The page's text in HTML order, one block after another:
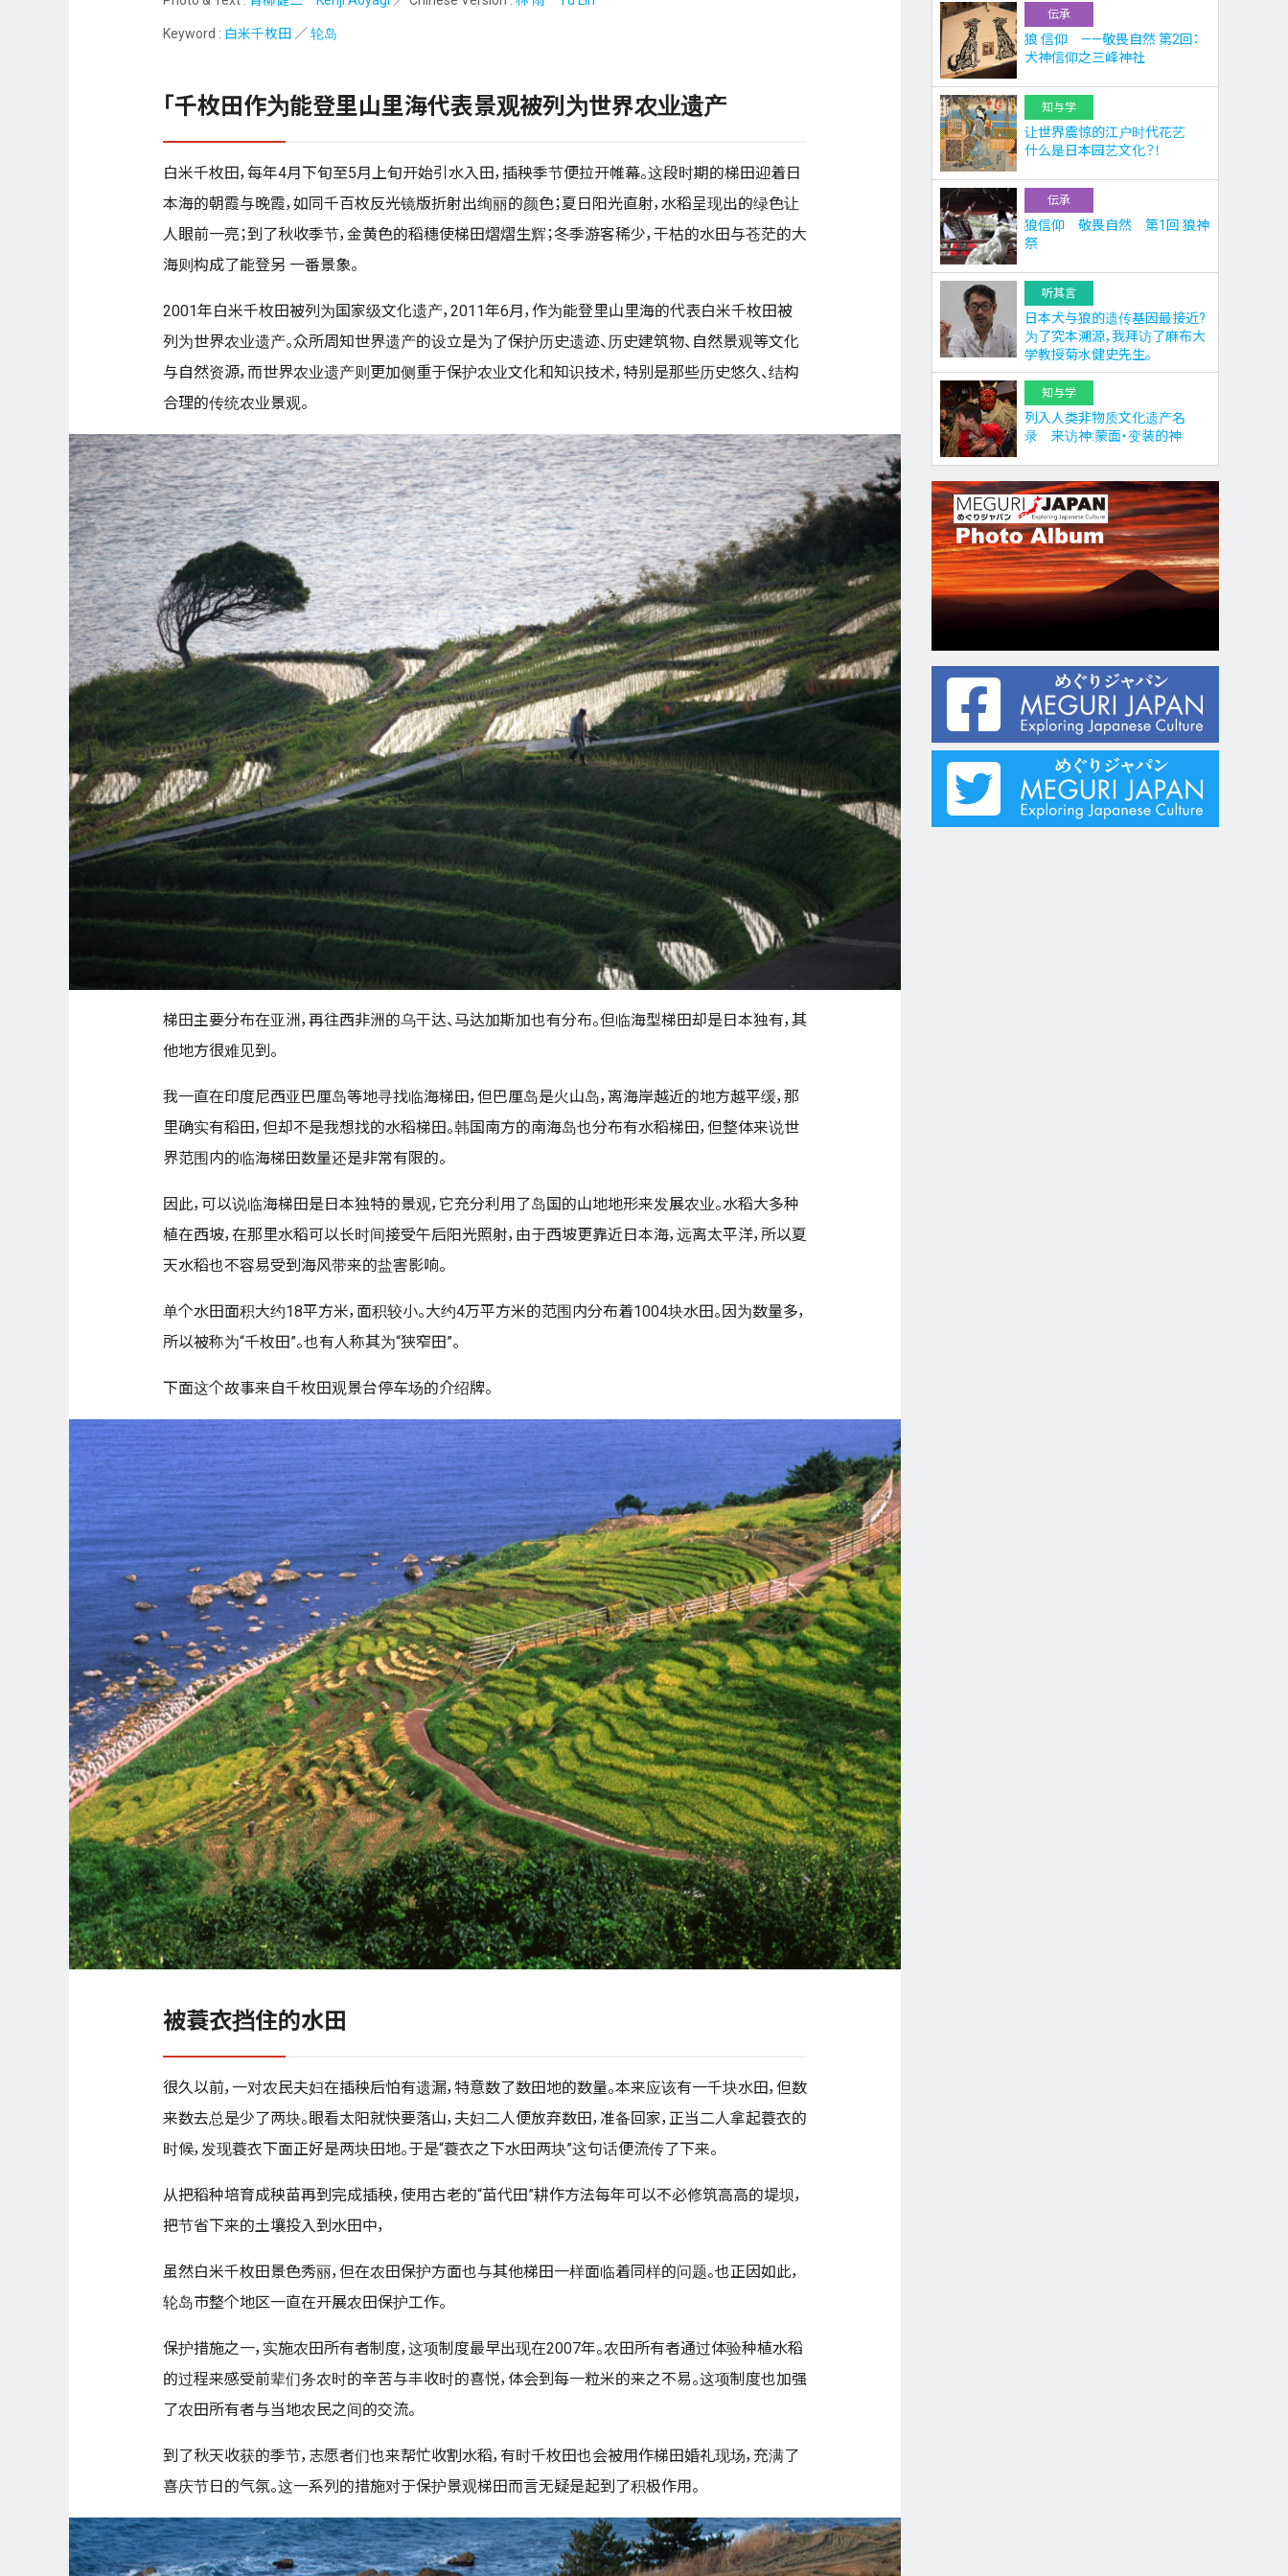
Keyword : 白米千枚田 ／ 轮岛
「千枚田作为能登里山里海代表景观被列为世界农业遗产
白米千枚田，每年4月下旬至5月上旬开始引水入田，插秧季节便拉开帷幕。这段时期的梯田迎着日
本海的朝霞与晚霞，如同千百枚反光镜版折射出绚丽的颜色；夏日阳光直射，水稻呈现出的绿色让
人眼前一亮；到了秋收季节，金黄色的稻穗使梯田熠熠生辉；冬季游客稀少，干枯的水田与苍茫的大
海则构成了能登另 一番景象。
2001年白米千枚田被列为国家级文化遗产，2011年6月，作为能登里山里海的代表白米千枚田被
列为世界农业遗产。众所周知世界遗产的设立是为了保护历史遗迹、历史建筑物、自然景观等文化
与自然资源，而世界农业遗产则更加侧重于保护农业文化和知识技术，特别是那些历史悠久、结构
合理的传统农业景观。
梯田主要分布在亚洲，再往西非洲的乌干达、马达加斯加也有分布。但临海型梯田却是日本独有，其
他地方很难见到。
我一直在印度尼西亚巴厘岛等地寻找临海梯田，但巴厘岛是火山岛，离海岸越近的地方越平缓，那
里确实有稻田，但却不是我想找的水稻梯田。韩国南方的南海岛也分布有水稻梯田，但整体来说世
界范围内的临海梯田数量还是非常有限的。
因此，可以说临海梯田是日本独特的景观，它充分利用了岛国的山地地形来发展农业。水稻大多种
植在西坡，在那里水稻可以长时间接受午后阳光照射，由于西坡更靠近日本海，远离太平洋，所以夏
天水稻也不容易受到海风带来的盐害影响。
单个水田面积大约18平方米，面积较小。大约4万平方米的范围内分布着1004块水田。因为数量多，
所以被称为“千枚田”。也有人称其为“狭窄田”。
下面这个故事来自千枚田观景台停车场的介绍牌。
被蓑衣挡住的水田
很久以前，一对农民夫妇在插秧后怕有遗漏，特意数了数田地的数量。本来应该有一千块水田，但数
来数去总是少了两块。眼看太阳就快要落山，夫妇二人便放弃数田，准备回家，正当二人拿起蓑衣的
时候，发现蓑衣下面正好是两块田地。于是“蓑衣之下水田两块”这句话便流传了下来。
从把稻种培育成秧苗再到完成插秧，使用古老的“苗代田”耕作方法每年可以不必修筑高高的堤坝，
把节省下来的土壤投入到水田中，
虽然白米千枚田景色秀丽，但在农田保护方面也与其他梯田一样面临着同样的问题。也正因如此，
轮岛市整个地区一直在开展农田保护工作。
保护措施之一，实施农田所有者制度，这项制度最早出现在2007年。农田所有者通过体验种植水稻
的过程来感受前辈们务农时的辛苦与丰收时的喜悦，体会到每一粒米的来之不易。这项制度也加强
了农田所有者与当地农民之间的交流。
到了秋天收获的季节，志愿者们也来帮忙收割水稻，有时千枚田也会被用作梯田婚礼现场，充满了
喜庆节日的气氛。这一系列的措施对于保护景观梯田而言无疑是起到了积极作用。
伝承
狼 信仰 ——敬畏自然 第2回：
犬神信仰之三峰神社
知与学
让世界震惊的江户时代花艺
什么是日本园艺文化？！
伝承
狼信仰 敬畏自然 第1回 狼神
祭
听其言
日本犬与狼的遗传基因最接近?
为了究本溯源，我拜访了麻布大
学教授菊水健史先生。
知与学
列入人类非物质文化遗产名
录 来访神:蒙面・变装的神